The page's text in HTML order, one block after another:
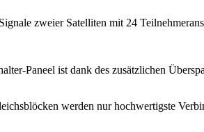
zweier Satelliten mit 24
Paneel ist dank des zusätzlichen
werden nur hochwertigste